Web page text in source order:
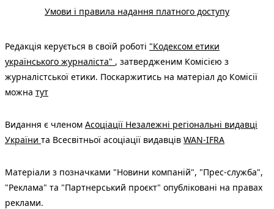
Умови і правила надання платного доступу
Редакція керується в своїй роботі "Кодексом етики
українського журналіста" , затвердженим Комісією з
журналістської етики. Поскаржитись на матеріал до Комісії
можна тут
Видання є членом Асоціації Незалежні регіональні видавці
України та Всесвітньої асоціації видавців WAN-IFRA
Матеріали з позначками "Новини компаній", "Прес-служба",
"Реклама" та "Партнерський проєкт" опубліковані на правах
реклами.